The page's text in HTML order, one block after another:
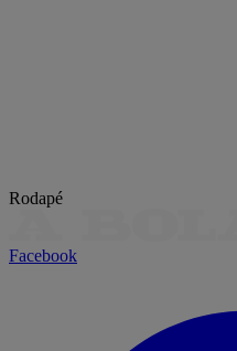
Rodapé
Facebook